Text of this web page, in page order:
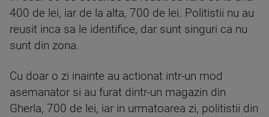
400 de lei, iar de la alta, 700 de lei. Politistii nu au
reusit inca sa le identifice, dar sunt singuri ca nu
sunt din zona.
Cu doar o zi inainte au actionat intr-un mod
asemanator si au furat dintr-un magazin din
Gherla, 700 de lei, iar in urmatoarea zi, politistii din